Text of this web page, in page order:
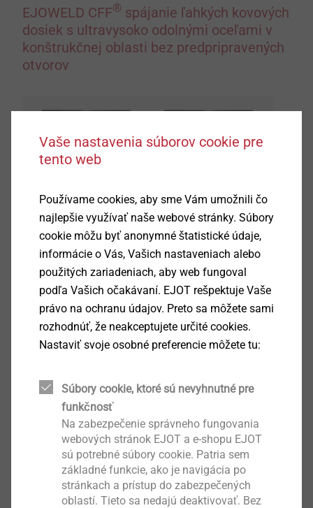
EJOWELD CFF® spájanie ľahkých kovových
dosiek s ultravysoko odolnými oceľami v
konštrukčnej oblasti bez predpripravených
otvorov
Trecí prvok EJOWELD CFF ®umožňuje spájanie
pevnosťou, a preto je obzvlášť vhodný prenáročné
spojovacie úlohy v automobilových konštrukčných
dieloch. Veľká hlava s dutou dolnou hlavou a rôzne
dĺžky prvku umožňujú spojenieľahkých kovových
dosiek s ultravysokopevnými oceľami v širokom
rozsahu použitia a bez akýchkoľvek predbežných
otvorov. Šírky prírub sú pre tento prvok ideálne od 18
Vaše nastavenia súborov cookie pre
tento web
Používame cookies, aby sme Vám umožnili čo
najlepšie využívať naše webové stránky. Súbory
cookie môžu byť anonymné štatistické údaje,
informácie o Vás, Vašich nastaveniach alebo
použitých zariadeniach, aby web fungoval
podľa Vašich očakávaní. EJOT rešpektuje Vaše
právo na ochranu údajov. Preto sa môžete sami
rozhodnúť, že neakceptujete určité cookies.
Nastaviť svoje osobné preferencie môžete tu:
Súbory cookie, ktoré sú nevyhnutné pre
funkčnosť
Na zabezpečenie správneho fungovania
webových stránok EJOT a e-shopu EJOT
sú potrebné súbory cookie. Patria sem
základné funkcie, ako je navigácia po
stránkach a prístup do zabezpečených
oblastí. Tieto sa nedajú deaktivovať. Bez